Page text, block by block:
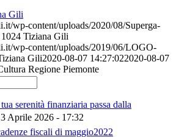
Gili
wp-content/uploads/2020/08/Superga-
1024 Tiziana Gili
wp-content/uploads/2019/06/LOGO-
Gili2020-08-07 14:27:022020-08-07
Regione Piemonte
serenità finanziaria passa dalla
Aprile 2026 - 17:32